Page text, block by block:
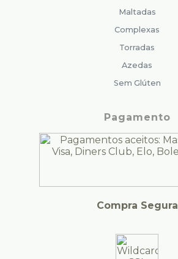
Maltadas
Complexas
Torradas
Azedas
Sem Glúten
Pagamento
Compra Segura